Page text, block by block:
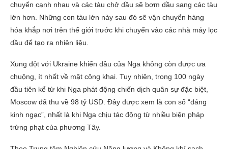
chuyển cạnh nhau và các tàu chở dầu sẽ bơm dầu sang các tàu
lớn hơn. Những con tàu lớn này sau đó sẽ vận chuyển hàng
hóa khắp nơi trên thế giới trước khi chuyển vào các nhà máy lọc
dầu để tạo ra nhiên liệu.
Xung đột với Ukraine khiến dầu của Nga không còn được ưa
chuộng, ít nhất về mặt công khai. Tuy nhiên, trong 100 ngày
đầu tiên kể từ khi Nga phát động chiến dịch quân sự đặc biệt,
Moscow đã thu về 98 tỷ USD. Đây được xem là con số “đáng
kinh ngạc”, nhất là khi Nga chịu tác động từ nhiều biện pháp
trừng phạt của phương Tây.